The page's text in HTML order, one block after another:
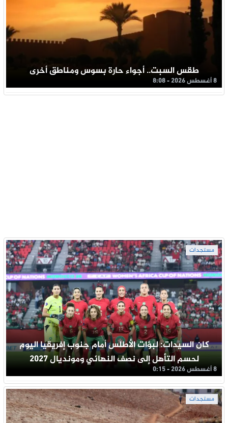
طقس السبت.. أجواء حارة بسوس ومناطق أخرى
8 أغسطس 2026 - 8:08
مستجدات
كان السيدات: لبؤات الأطلس أمام جنوب إفريقيا اليوم
لحسم التأهل إلى نصف النهائي ومونديال 2027
8 أغسطس 2026 - 0:15
مستجدات